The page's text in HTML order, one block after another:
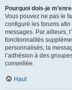
Pourquoi dois-je
Vous pouvez ne pas le
configuré les forums afin
messages. Par ailleurs,
fonctionnalités
personnalisés, la
l’adhésion à des
conseillée.
Haut